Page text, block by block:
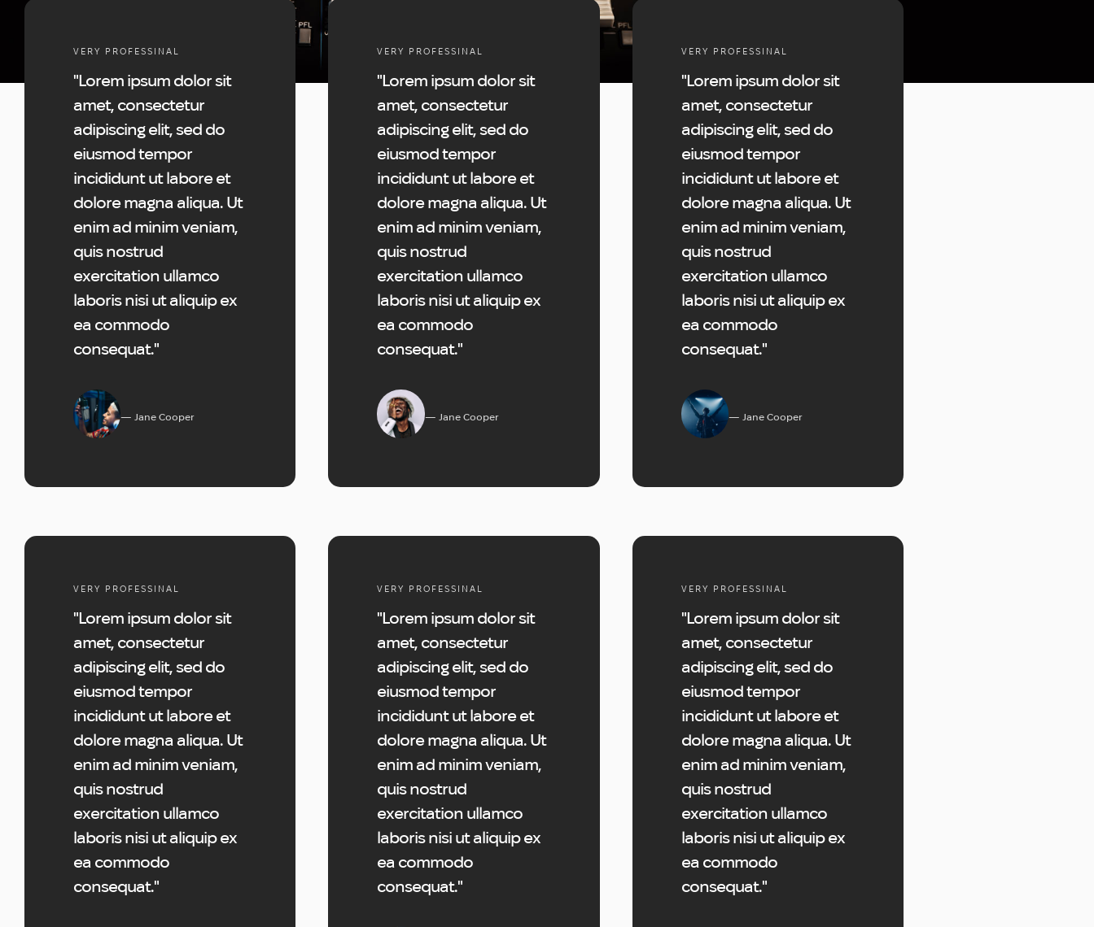
VERY PROFESSINAL
"Lorem ipsum dolor sit
amet, consectetur
adipiscing elit, sed do
eiusmod tempor
incididunt ut labore et
dolore magna aliqua. Ut
enim ad minim veniam,
quis nostrud
exercitation ullamco
laboris nisi ut aliquip ex
ea commodo
consequat."
Jane Cooper
VERY PROFESSINAL
"Lorem ipsum dolor sit
amet, consectetur
adipiscing elit, sed do
eiusmod tempor
incididunt ut labore et
dolore magna aliqua. Ut
enim ad minim veniam,
quis nostrud
exercitation ullamco
laboris nisi ut aliquip ex
ea commodo
consequat."
Jane Cooper
VERY PROFESSINAL
"Lorem ipsum dolor sit
amet, consectetur
adipiscing elit, sed do
eiusmod tempor
incididunt ut labore et
dolore magna aliqua. Ut
enim ad minim veniam,
quis nostrud
exercitation ullamco
laboris nisi ut aliquip ex
ea commodo
consequat."
Jane Cooper
VERY PROFESSINAL
"Lorem ipsum dolor sit
amet, consectetur
adipiscing elit, sed do
eiusmod tempor
incididunt ut labore et
dolore magna aliqua. Ut
enim ad minim veniam,
quis nostrud
exercitation ullamco
laboris nisi ut aliquip ex
ea commodo
consequat."
VERY PROFESSINAL
"Lorem ipsum dolor sit
amet, consectetur
adipiscing elit, sed do
eiusmod tempor
incididunt ut labore et
dolore magna aliqua. Ut
enim ad minim veniam,
quis nostrud
exercitation ullamco
laboris nisi ut aliquip ex
ea commodo
consequat."
VERY PROFESSINAL
"Lorem ipsum dolor sit
amet, consectetur
adipiscing elit, sed do
eiusmod tempor
incididunt ut labore et
dolore magna aliqua. Ut
enim ad minim veniam,
quis nostrud
exercitation ullamco
laboris nisi ut aliquip ex
ea commodo
consequat."